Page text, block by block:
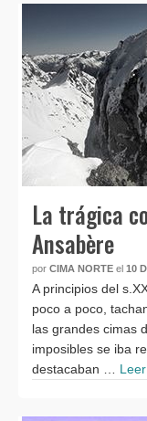
La trágica
Ansabère
por CIMA NORTE el 10
A principios del
poco a poco,
las grandes cimas
imposibles se iba
destacaban …